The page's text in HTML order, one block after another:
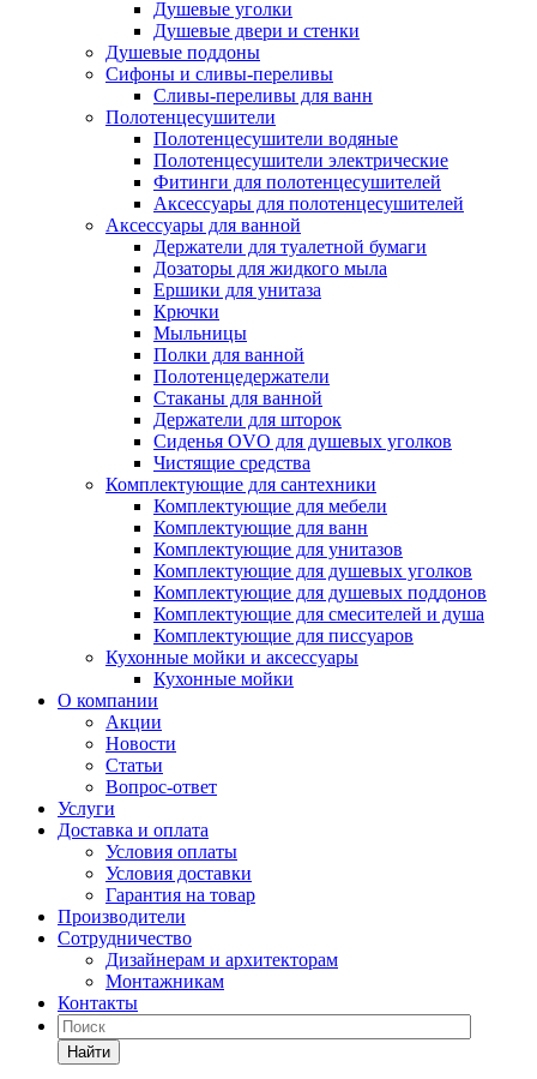
Душевые уголки
Душевые двери и стенки
Душевые поддоны
Сифоны и сливы-переливы
Сливы-переливы для ванн
Полотенцесушители
Полотенцесушители водяные
Полотенцесушители электрические
Фитинги для полотенцесушителей
Аксессуары для полотенцесушителей
Аксессуары для ванной
Держатели для туалетной бумаги
Дозаторы для жидкого мыла
Ершики для унитаза
Крючки
Мыльницы
Полки для ванной
Полотенцедержатели
Стаканы для ванной
Держатели для шторок
Сиденья OVO для душевых уголков
Чистящие средства
Комплектующие для сантехники
Комплектующие для мебели
Комплектующие для ванн
Комплектующие для унитазов
Комплектующие для душевых уголков
Комплектующие для душевых поддонов
Комплектующие для смесителей и душа
Комплектующие для писсуаров
Кухонные мойки и аксессуары
Кухонные мойки
О компании
Акции
Новости
Статьи
Вопрос-ответ
Услуги
Доставка и оплата
Условия оплаты
Условия доставки
Гарантия на товар
Производители
Сотрудничество
Дизайнерам и архитекторам
Монтажникам
Контакты
Найти